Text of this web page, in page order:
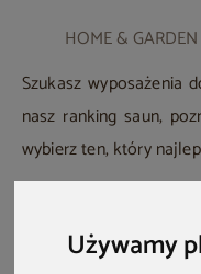
Używamy
HOME & GARDEN
Szukasz wyposażenia
nasz ranking saun,
wybierz ten, który